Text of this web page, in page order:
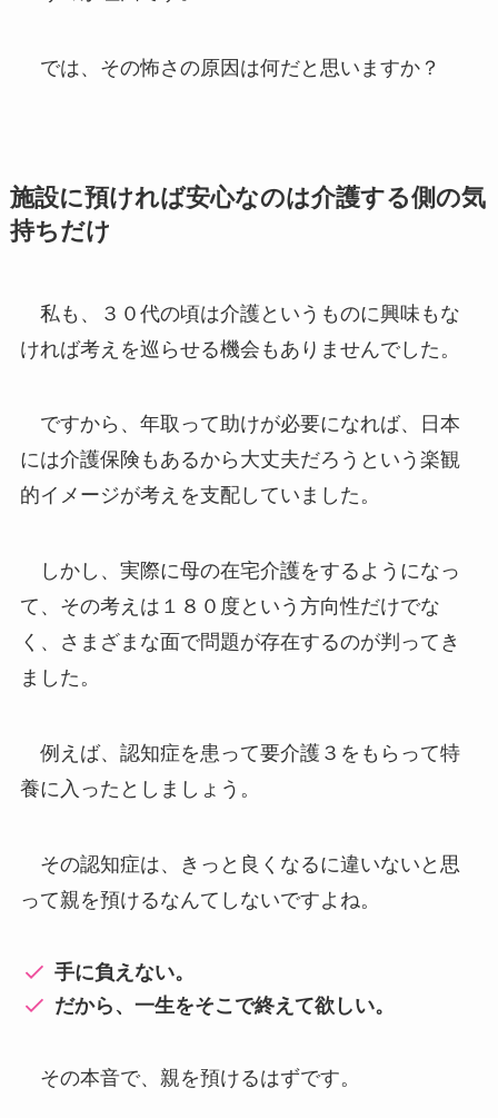
では、その怖さの原因は何だと思いますか？
施設に預ければ安心なのは介護する側の気
持ちだけ
私も、３０代の頃は介護というものに興味もな
ければ考えを巡らせる機会もありませんでした。
ですから、年取って助けが必要になれば、日本
には介護保険もあるから大丈夫だろうという楽観
的イメージが考えを支配していました。
しかし、実際に母の在宅介護をするようになっ
て、その考えは１８０度という方向性だけでな
く、さまざまな面で問題が存在するのが判ってき
ました。
例えば、認知症を患って要介護３をもらって特
養に入ったとしましょう。
その認知症は、きっと良くなるに違いないと思
って親を預けるなんてしないですよね。
手に負えない。
だから、一生をそこで終えて欲しい。
その本音で、親を預けるはずです。